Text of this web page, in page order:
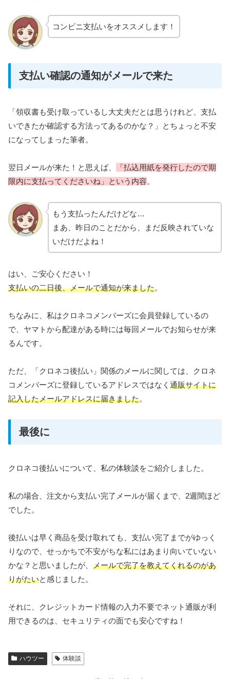
コンビニ支払いをオススメします！
支払い確認の通知がメールで来た
「領収書も受け取っているし大丈夫だとは思うけれど、支払
いできたか確認する方法ってあるのかな？」とちょっと不安
になってしまった筆者。
翌日メールが来た！と思えば、
「払込用紙を発行したので期
限内に支払ってくださいね」という内容。
もう支払ったんだけどな…
まあ、昨日のことだから、まだ反映されていな
いだけだよね！
はい、ご安心ください！
支払いの二日後、メールで通知が来ました。
ちなみに、私はクロネコメンバーズに会員登録しているの
で、ヤマトから配達がある時には毎回メールでお知らせが来
るんです。
ただ、「クロネコ後払い」関係のメールに関しては、クロネ
コメンバーズに登録しているアドレスではなく 通販サイトに
記入したメールアドレスに届きました。
最後に
クロネコ後払いについて、私の体験談をご紹介しました。
私の場合、注文から支払い完了メールが届くまで、2週間ほど
でした。
後払いは早く商品を受け取れても、支払い完了までがゆっく
りなので、せっかちで不安がちな私にはあまり向いていない
かな？と思いましたが、 メールで完了を教えてくれるのがあ
りがたいと感じました。
それに、クレジットカード情報の入力不要でネット通販が利
用できるのは、セキュリティの面でも安心ですね！
ハウツー 体験談